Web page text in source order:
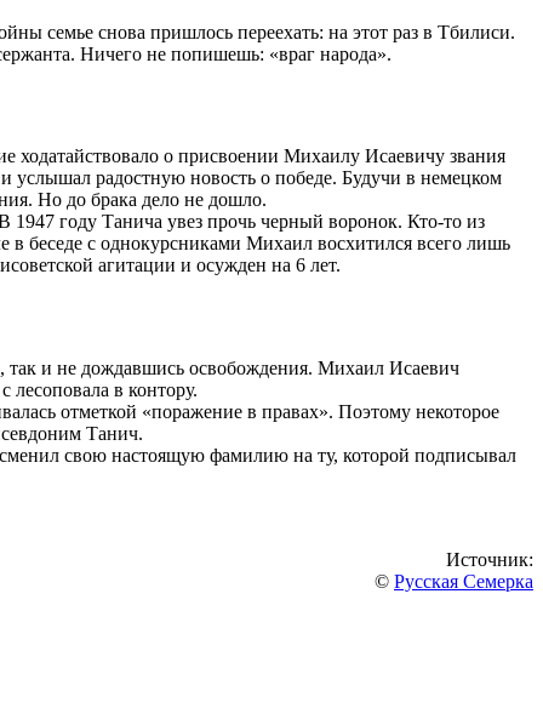
семье снова пришлось переехать: на этот раз в Тбилиси.
Ничего не попишешь: «враг народа».
ходатайствовало о присвоении Михаилу Исаевичу звания
услышал радостную новость о победе. Будучи в немецком
Но до брака дело не дошло.
году Танича увез прочь черный воронок. Кто-то из
беседе с однокурсниками Михаил восхитился всего лишь
агитации и осужден на 6 лет.
так и не дождавшись освобождения. Михаил Исаевич
лесоповала в контору.
отметкой «поражение в правах». Поэтому некоторое
Танич.
свою настоящую фамилию на ту, которой подписывал
Источник:
© Русская Семерка